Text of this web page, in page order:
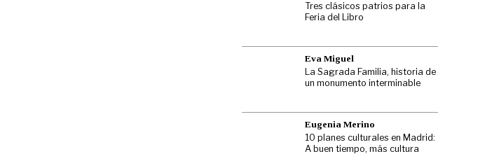
Tres clásicos patrios para la
Feria del Libro
Eva Miguel
La Sagrada Familia, historia de
un monumento interminable
Eugenia Merino
10 planes culturales en Madrid:
A buen tiempo, más cultura